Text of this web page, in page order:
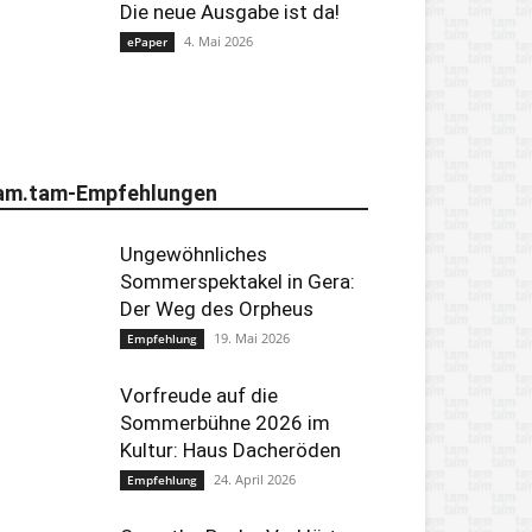
Die neue Ausgabe ist da!
ePaper 4. Mai 2026
Empfehlungen
Ungewöhnliches
Sommerspektakel in Gera:
Der Weg des Orpheus
Empfehlung 19. Mai 2026
Vorfreude auf die
Sommerbühne 2026 im
Kultur: Haus Dacheröden
Empfehlung 24. April 2026